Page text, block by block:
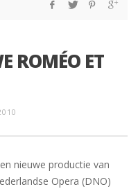
ROMÉO ET
nieuwe productie van
Opera (DNO)